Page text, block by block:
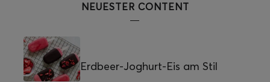
NEUESTER CONTENT
Erdbeer-Joghurt-Eis am Stil